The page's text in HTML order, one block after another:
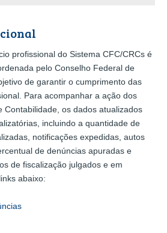
profissional do Sistema CFC/CRCs é
pelo Conselho Federal de
de garantir o cumprimento das
Para acompanhar a ação dos
Contabilidade, os dados atualizados
incluindo a quantidade de
notificações expedidas, autos
de denúncias apuradas e
de fiscalização julgados e em
abaixo: